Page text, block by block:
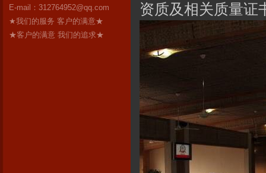
E-mail： 312764952@qq.com
★我们的服务 客户的满意★
★客户的满意 我们的追求★
资质及相关质量证